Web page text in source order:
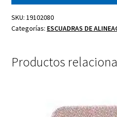
SKU: 19102080
Categorías: ESCUADRAS DE
Productos